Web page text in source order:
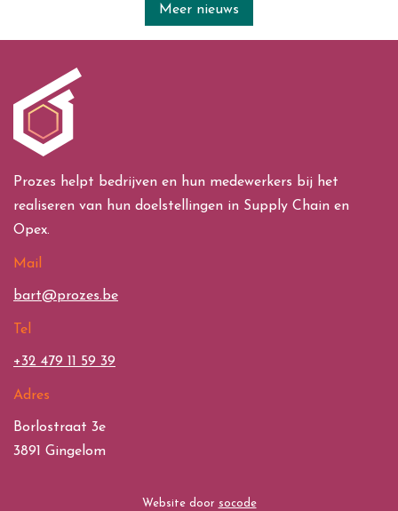
Meer nieuws
Prozes helpt bedrijven en hun medewerkers bij het
realiseren van hun doelstellingen in Supply Chain en
Opex.
Mail
bart@prozes.be
Tel
+32 479 11 59 39
Adres
Borlostraat 3e
3891 Gingelom
Website door socode